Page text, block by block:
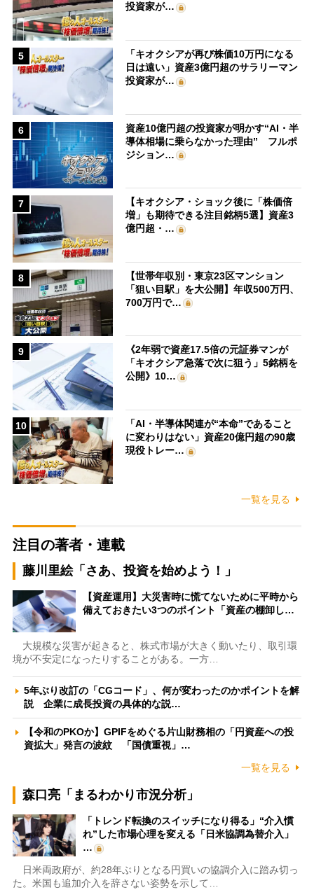
投資家が…
5
「キオクシアが再び株価10万円になる
日は遠い」資産3億円超のサラリーマン
投資家が…
6
資産10億円超の投資家が明かす“AI・半
導体相場に乗らなかった理由” フルポ
ジション…
7
【キオクシア・ショック後に「株価倍
増」も期待できる注目銘柄5選】資産3
億円超・…
8
【世帯年収別・東京23区マンション
「狙い目駅」を大公開】年収500万円、
700万円で…
9
《2年弱で資産17.5倍の元証券マンが
「キオクシア急落で次に狙う」5銘柄を
公開》10…
10
「AI・半導体関連が“本命”であること
に変わりはない」資産20億円超の90歳
現役トレー…
一覧を見る
注目の著者・連載
藤川里絵「さあ、投資を始めよう！」
【資産運用】大災害時に慌てないために平時から
備えておきたい3つのポイント「資産の棚卸し…
大規模な災害が起きると、株式市場が大きく動いたり、取引環
境が不安定になったりすることがある。一方…
5年ぶり改訂の「CGコード」、何が変わったのかポイントを解
説 企業に成長投資の具体的な説…
【令和のPKOか】GPIFをめぐる片山財務相の「円資産への投
資拡大」発言の波紋 「国債重視」…
一覧を見る
森口亮「まるわかり市況分析」
「トレンド転換のスイッチになり得る」“介入慣
れ”した市場心理を変える「日米協調為替介入」
…
日米両政府が、約28年ぶりとなる円買いの協調介入に踏み切っ
た。米国も追加介入を辞さない姿勢を示して…